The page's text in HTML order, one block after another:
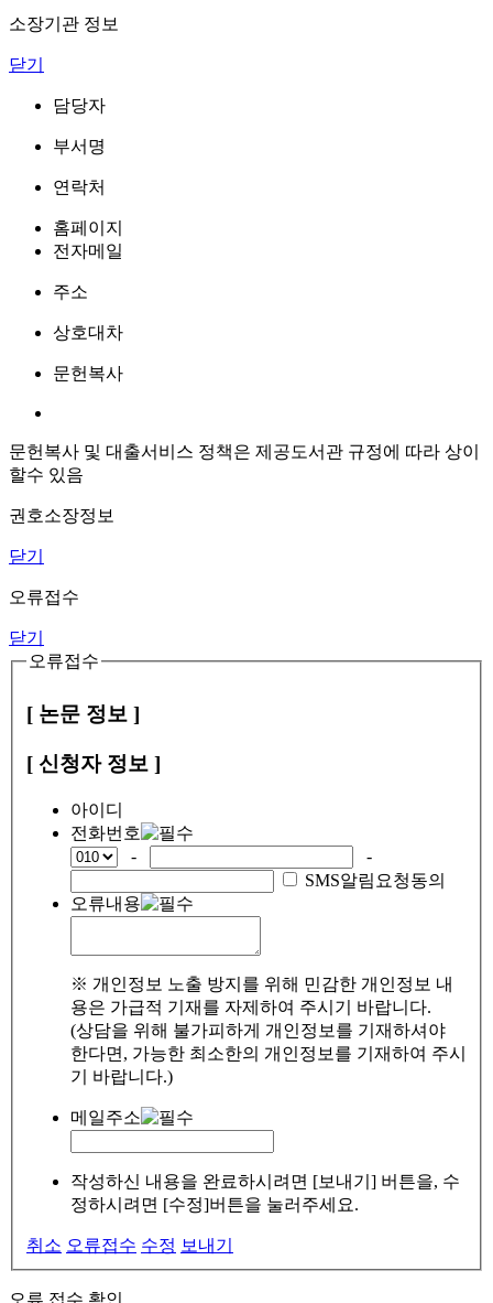
소장기관 정보
닫기
담당자
부서명
연락처
홈페이지
전자메일
주소
상호대차
문헌복사
문헌복사 및 대출서비스 정책은 제공도서관 규정에 따라 상이
할수 있음
권호소장정보
닫기
오류접수
닫기
오류접수
[ 논문 정보 ]
[ 신청자 정보 ]
아이디
전화번호
-
-
SMS알림요청동의
오류내용
※ 개인정보 노출 방지를 위해 민감한 개인정보 내
용은 가급적 기재를 자제하여 주시기 바랍니다.
(상담을 위해 불가피하게 개인정보를 기재하셔야
한다면, 가능한 최소한의 개인정보를 기재하여 주시
기 바랍니다.)
메일주소
작성하신 내용을 완료하시려면 [보내기] 버튼을, 수
정하시려면 [수정]버튼을 눌러주세요.
취소 오류접수 수정 보내기
오류 접수 확인